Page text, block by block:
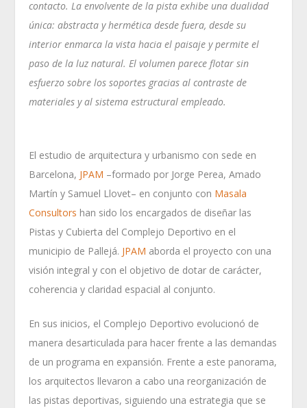
contacto. La envolvente de la pista exhibe una dualidad
única: abstracta y hermética desde fuera, desde su
interior enmarca la vista hacia el paisaje y permite el
paso de la luz natural. El volumen parece flotar sin
esfuerzo sobre los soportes gracias al contraste de
materiales y al sistema estructural empleado.
El estudio de arquitectura y urbanismo con sede en
Barcelona, JPAM –formado por Jorge Perea, Amado
Martín y Samuel Llovet– en conjunto con Masala
Consultors han sido los encargados de diseñar las
Pistas y Cubierta del Complejo Deportivo en el
municipio de Pallejá. JPAM aborda el proyecto con una
visión integral y con el objetivo de dotar de carácter,
coherencia y claridad espacial al conjunto.
En sus inicios, el Complejo Deportivo evolucionó de
manera desarticulada para hacer frente a las demandas
de un programa en expansión. Frente a este panorama,
los arquitectos llevaron a cabo una reorganización de
las pistas deportivas, siguiendo una estrategia que se